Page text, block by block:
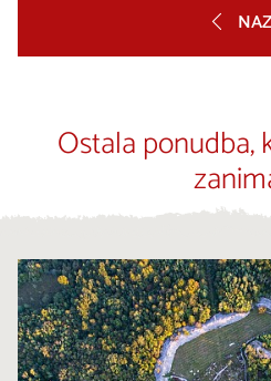
Ostala ponudba,